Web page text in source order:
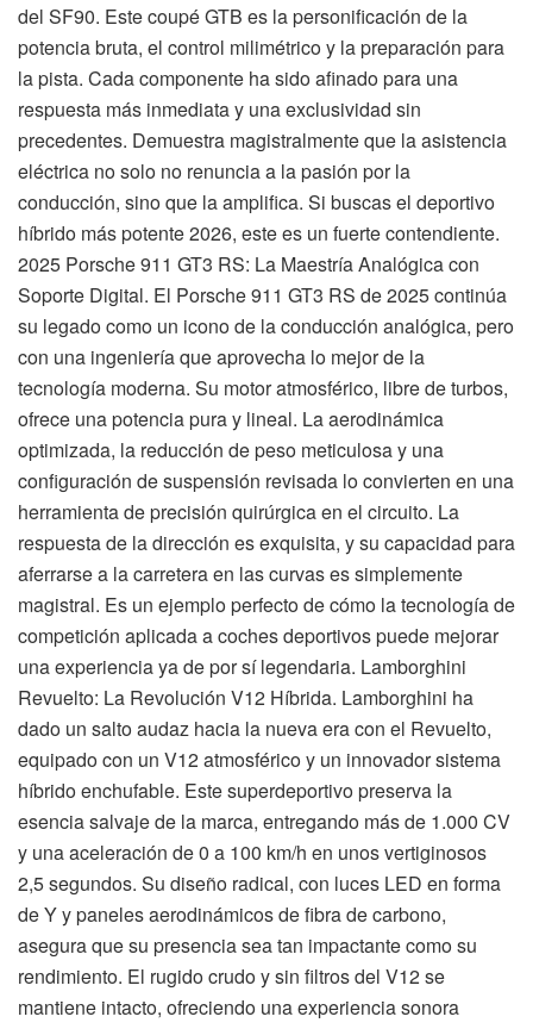
del SF90. Este coupé GTB es la personificación de la
potencia bruta, el control milimétrico y la preparación para
la pista. Cada componente ha sido afinado para una
respuesta más inmediata y una exclusividad sin
precedentes. Demuestra magistralmente que la asistencia
eléctrica no solo no renuncia a la pasión por la
conducción, sino que la amplifica. Si buscas el deportivo
híbrido más potente 2026, este es un fuerte contendiente.
2025 Porsche 911 GT3 RS: La Maestría Analógica con
Soporte Digital. El Porsche 911 GT3 RS de 2025 continúa
su legado como un icono de la conducción analógica, pero
con una ingeniería que aprovecha lo mejor de la
tecnología moderna. Su motor atmosférico, libre de turbos,
ofrece una potencia pura y lineal. La aerodinámica
optimizada, la reducción de peso meticulosa y una
configuración de suspensión revisada lo convierten en una
herramienta de precisión quirúrgica en el circuito. La
respuesta de la dirección es exquisita, y su capacidad para
aferrarse a la carretera en las curvas es simplemente
magistral. Es un ejemplo perfecto de cómo la tecnología de
competición aplicada a coches deportivos puede mejorar
una experiencia ya de por sí legendaria. Lamborghini
Revuelto: La Revolución V12 Híbrida. Lamborghini ha
dado un salto audaz hacia la nueva era con el Revuelto,
equipado con un V12 atmosférico y un innovador sistema
híbrido enchufable. Este superdeportivo preserva la
esencia salvaje de la marca, entregando más de 1.000 CV
y una aceleración de 0 a 100 km/h en unos vertiginosos
2,5 segundos. Su diseño radical, con luces LED en forma
de Y y paneles aerodinámicos de fibra de carbono,
asegura que su presencia sea tan impactante como su
rendimiento. El rugido crudo y sin filtros del V12 se
mantiene intacto, ofreciendo una experiencia sonora